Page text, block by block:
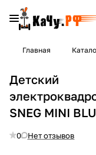
Главная
Детский
SNEG MINI
0 Нет отзывов